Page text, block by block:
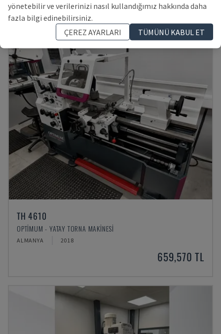
TH 4610
OPTIMUM - YATAY TORNA MAKINESI
ALMANYA 2018
659,570 TL
yönetebilir ve verilerinizi nasıl kullandığımız hakkında daha
fazla bilgi edinebilirsiniz.
ÇEREZ AYARLARI
TÜMÜNÜ KABUL ET